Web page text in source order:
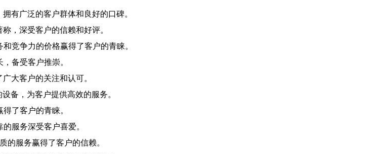
有广泛的客户群体和良好的口碑。
，深受客户的信赖和好评。
竞争力的价格赢得了客户的青睐。
备受客户推崇。
大客户的关注和认可。
备，为客户提供高效的服务。
了客户的青睐。
服务深受客户喜爱。
的服务赢得了客户的信赖。